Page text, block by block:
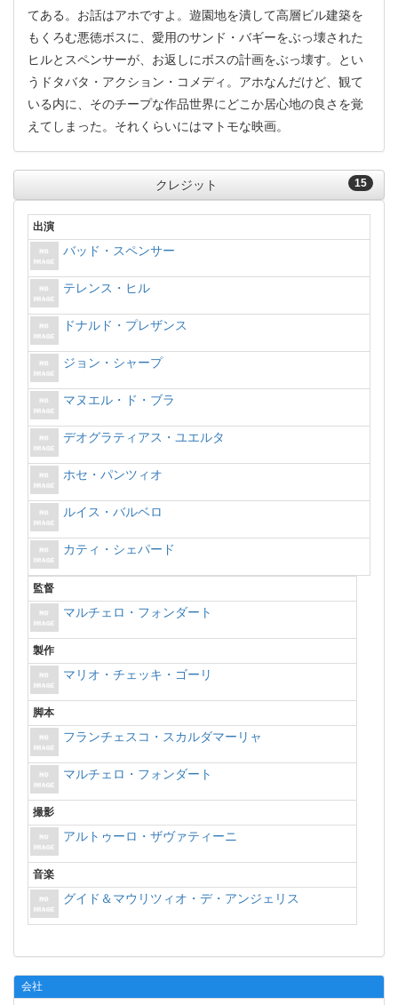
てある。お話はアホですよ。遊園地を潰して高層ビル建築を
もくろむ悪徳ボスに、愛用のサンド・バギーをぶっ壊された
ヒルとスペンサーが、お返しにボスの計画をぶっ壊す。とい
うドタバタ・アクション・コメディ。アホなんだけど、観て
いる内に、そのチープな作品世界にどこか居心地の良さを覚
えてしまった。それくらいにはマトモな映画。
15
クレジット
出演
バッド・スペンサー
テレンス・ヒル
ドナルド・プレザンス
ジョン・シャープ
マヌエル・ド・ブラ
デオグラティアス・ユエルタ
ホセ・パンツィオ
ルイス・バルベロ
カティ・シェパード
監督
マルチェロ・フォンダート
製作
マリオ・チェッキ・ゴーリ
脚本
フランチェスコ・スカルダマーリャ
マルチェロ・フォンダート
撮影
アルトゥーロ・ザヴァティーニ
音楽
グイド＆マウリツィオ・デ・アンジェリス
会社